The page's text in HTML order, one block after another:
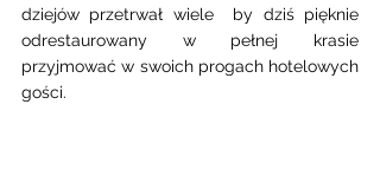
dziejów przetrwał wiele  by dziś pięknie
odrestaurowany w pełnej krasie
przyjmować w swoich progach hotelowych
gości.